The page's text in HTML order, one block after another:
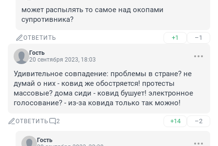
может распылять то самое над окопами
супротивника?
ОТВЕТИТЬ +1 –1
Гость
20 сентября 2023, 18:03
Удивительное совпадение: проблемы в стране? не
думай о них - ковид же обостряется! протесты
массовые? дома сиди - ковид бушует! электронное
голосование? - из-за ковида только так можно!
ОТВЕТИТЬ 2 +14 –2
Гость